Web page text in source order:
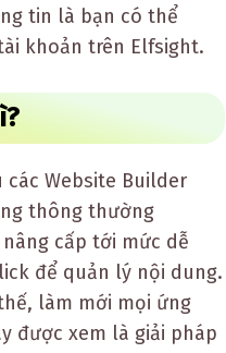
tin là bạn có thể
khoản trên Elfsight.
Website Builder
thông thường
cấp tới mức dễ
để quản lý nội dung.
làm mới mọi ứng
được xem là giải pháp